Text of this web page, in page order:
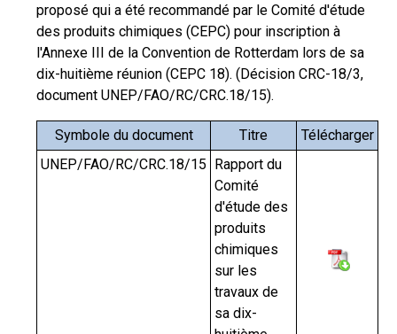
proposé qui a été recommandé par le Comité d'étude
des produits chimiques (CEPC) pour inscription à
l'Annexe III de la Convention de Rotterdam lors de sa
dix-huitième réunion (CEPC 18). (Décision CRC-18/3,
document UNEP/FAO/RC/CRC.18/15).
Symbole du document Titre
Télécharger
UNEP/FAO/RC/CRC.18/15 Rapport du
Comité
d'étude des
produits
chimiques
sur les
travaux de
sa dix-